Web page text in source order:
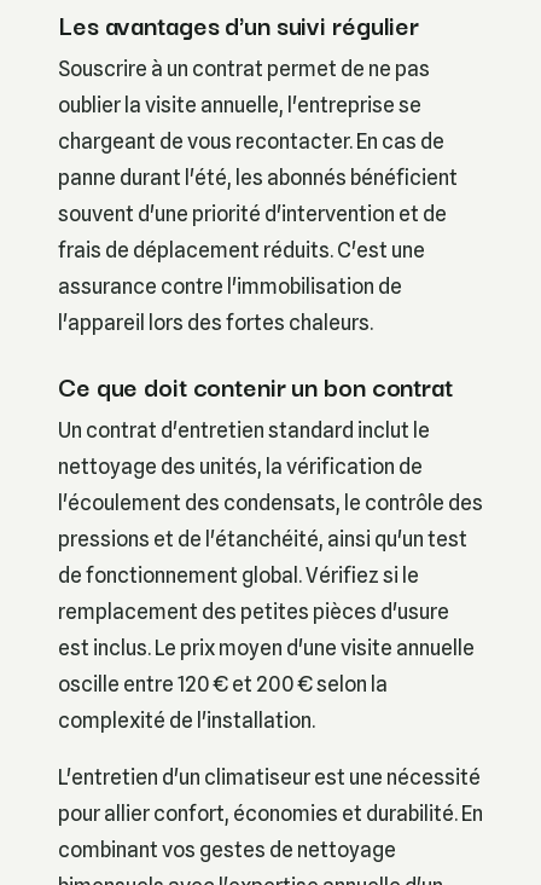
Les avantages d'un suivi régulier
Souscrire à un contrat permet de ne pas
oublier la visite annuelle, l'entreprise se
chargeant de vous recontacter. En cas de
panne durant l'été, les abonnés bénéficient
souvent d'une priorité d'intervention et de
frais de déplacement réduits. C'est une
assurance contre l'immobilisation de
l'appareil lors des fortes chaleurs.
Ce que doit contenir un bon contrat
Un contrat d'entretien standard inclut le
nettoyage des unités, la vérification de
l'écoulement des condensats, le contrôle des
pressions et de l'étanchéité, ainsi qu'un test
de fonctionnement global. Vérifiez si le
remplacement des petites pièces d'usure
est inclus. Le prix moyen d'une visite annuelle
oscille entre 120 € et 200 € selon la
complexité de l'installation.
L'entretien d'un climatiseur est une nécessité
pour allier confort, économies et durabilité. En
combinant vos gestes de nettoyage